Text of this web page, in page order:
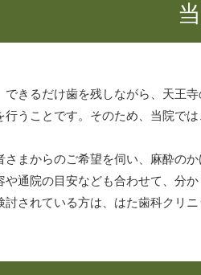
できるだけ歯を残しながら、天王
行うことです。そのため、当院で
さまからのご希望を伺い、麻酔の
や通院の目安なども合わせて、分
討されている方は、はた歯科クリニ